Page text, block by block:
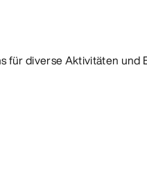
für diverse Aktivitäten und